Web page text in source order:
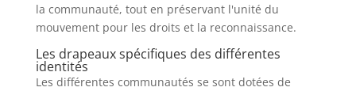
la communauté, tout en préservant l'unité du
mouvement pour les droits et la reconnaissance.
Les drapeaux spécifiques des différentes
identités
Les différentes communautés se sont dotées de